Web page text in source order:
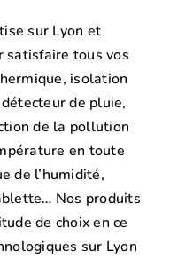
sur Lyon et
satisfaire tous vos
isolation
de pluie,
de la pollution
en toute
de l’humidité,
Nos produits
de choix en ce
sur Lyon